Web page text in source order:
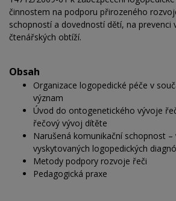
činnostem na podporu přirozeného
schopností a dovedností dětí, na prevenci
čtenářských obtíží.
Obsah
Organizace logopedické péče v
význam
Úvod do ontogenetického vývoje
řečový vývoj dítěte
Narušená komunikační schopnost
vyskytovaných logopedických
Metody podpory rozvoje řeči
Pedagogická praxe